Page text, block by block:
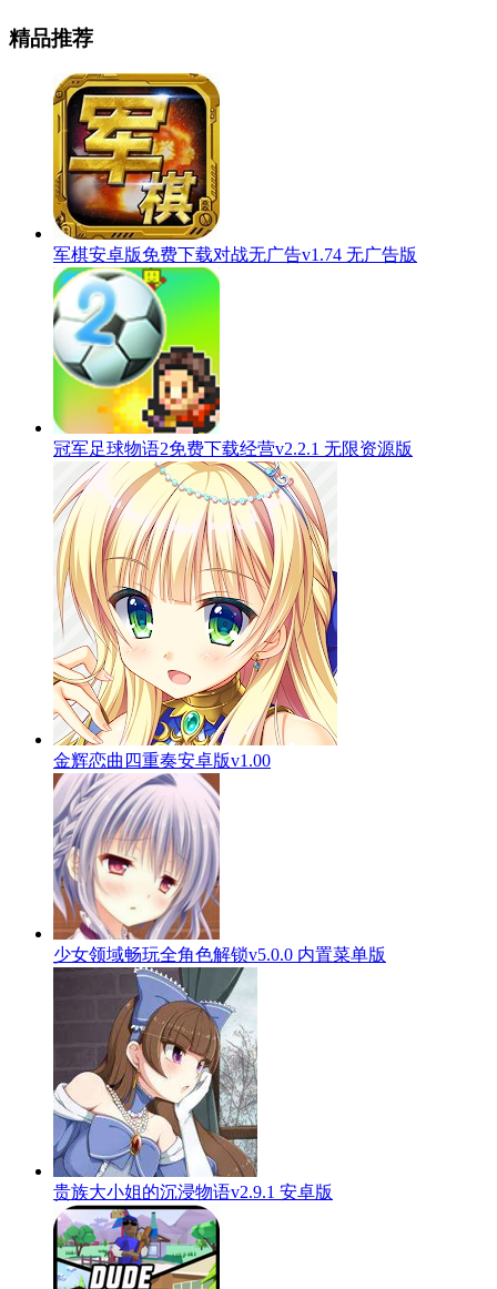
精品推荐
军棋安卓版免费下载对战无广告v1.74 无广告版
冠军足球物语2免费下载经营v2.2.1 无限资源版
金辉恋曲四重奏安卓版v1.00
少女领域畅玩全角色解锁v5.0.0 内置菜单版
贵族大小姐的沉浸物语v2.9.1 安卓版